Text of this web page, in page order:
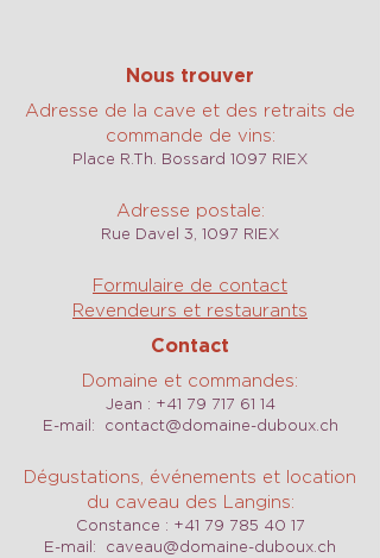
Nous trouver
Adresse de la cave et des retraits de
commande de vins:
Place R.Th. Bossard 1097 RIEX
Adresse postale:
Rue Davel 3, 1097 RIEX
Formulaire de contact
Revendeurs et restaurants
Contact
Domaine et commandes:
Jean : +41 79 717 61 14
E-mail:
contact@domaine-duboux.ch
Dégustations, événements et location
du caveau des Langins:
Constance : +41 79 785 40 17
E-mail: caveau@domaine-duboux.ch